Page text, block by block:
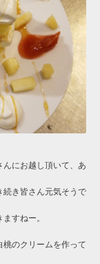
にお越し頂いて、あ
続き皆さん元気そうで
すねー。
のクリームを作って